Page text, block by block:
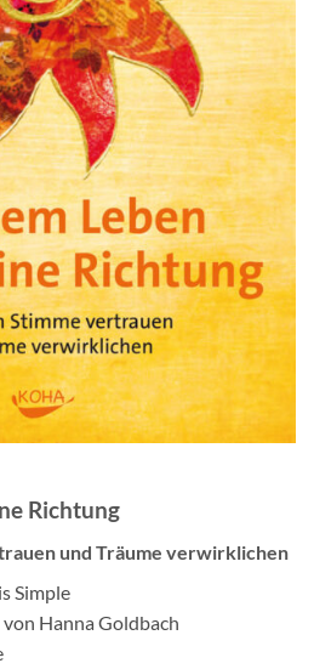
Richtung
und Träume verwirklichen
Simple
Hanna Goldbach